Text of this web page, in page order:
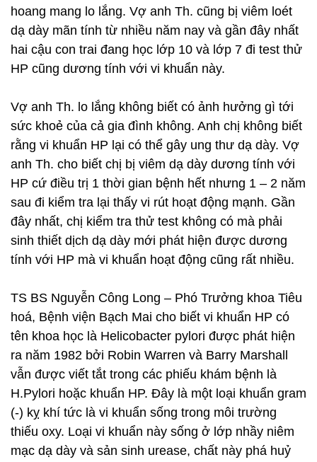
hoang mang lo lắng. Vợ anh Th. cũng bị viêm loét
dạ dày mãn tính từ nhiều năm nay và gần đây nhất
hai cậu con trai đang học lớp 10 và lớp 7 đi test thử
HP cũng dương tính với vi khuẩn này.
Vợ anh Th. lo lắng không biết có ảnh hưởng gì tới
sức khoẻ của cả gia đình không. Anh chị không biết
rằng vi khuẩn HP lại có thể gây ung thư dạ dày. Vợ
anh Th. cho biết chị bị viêm dạ dày dương tính với
HP cứ điều trị 1 thời gian bệnh hết nhưng 1 – 2 năm
sau đi kiểm tra lại thấy vi rút hoạt động mạnh. Gần
đây nhất, chị kiểm tra thử test không có mà phải
sinh thiết dịch dạ dày mới phát hiện được dương
tính với HP mà vi khuẩn hoạt động cũng rất nhiều.
TS BS Nguyễn Công Long – Phó Trưởng khoa Tiêu
hoá, Bệnh viện Bạch Mai cho biết vi khuẩn HP có
tên khoa học là Helicobacter pylori được phát hiện
ra năm 1982 bởi Robin Warren và Barry Marshall
vẫn được viết tắt trong các phiếu khám bệnh là
H.Pylori hoặc khuẩn HP. Đây là một loại khuẩn gram
(-) kỵ khí tức là vi khuẩn sống trong môi trường
thiếu oxy. Loại vi khuẩn này sống ở lớp nhầy niêm
mạc dạ dày và sản sinh urease, chất này phá huỷ